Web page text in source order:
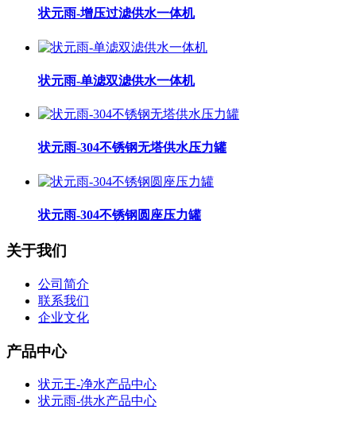
状元雨-增压过滤供水一体机
状元雨-单滤双滤供水一体机
状元雨-304不锈钢无塔供水压力罐
状元雨-304不锈钢圆座压力罐
关于我们
公司简介
联系我们
企业文化
产品中心
状元王-净水产品中心
状元雨-供水产品中心